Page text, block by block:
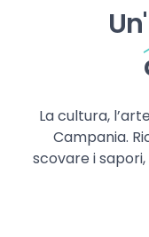
Un'
La cultura,
Campania.
scovare i